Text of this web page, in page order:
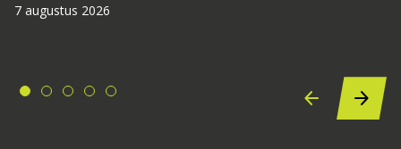
7 augustus 2026